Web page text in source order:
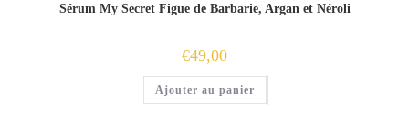
Sérum My Secret Figue de Barbarie, Argan et Néroli
€49,00
Ajouter au panier